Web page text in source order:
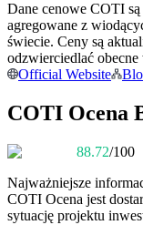
Zostań traderem
Ciesz się
transakcji
Dane cenowe COTI
agregowane z
świecie. Ceny są
odzwierciedlać
Official Website
COTI Ocena
88.72/100
Najważniejsze
COTI Ocena jest
sytuację projektu